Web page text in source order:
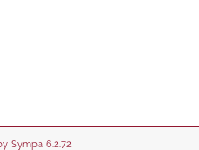
Sympa 6.2.72